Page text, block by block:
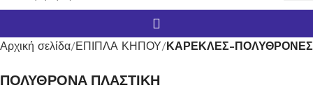
Αρχική σελίδα ΕΠΙΠΛΑ ΚΗΠΟΥ ΚΑΡΕΚΛΕΣ-ΠΟΛΥΘΡΟΝΕΣ
ΠΟΛΥΘΡΟΝΑ ΠΛΑΣΤΙΚΗ